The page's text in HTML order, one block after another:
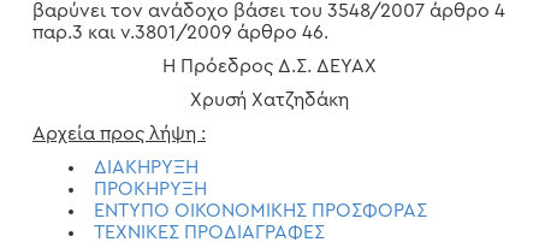
βαρύνει τον ανάδοχο βάσει του 3548/2007 άρθρο 4
παρ.3 και ν.3801/2009 άρθρο 46.
Η Πρόεδρος Δ.Σ. ΔΕΥΑΧ
Χρυσή Χατζηδάκη
Αρχεία προς λήψη :
ΔΙΑΚΗΡΥΞΗ
ΠΡΟΚΗΡΥΞΗ
ΕΝΤΥΠΟ ΟΙΚΟΝΟΜΙΚΗΣ ΠΡΟΣΦΟΡΑΣ
ΤΕΧΝΙΚΕΣ ΠΡΟΔΙΑΓΡΑΦΕΣ